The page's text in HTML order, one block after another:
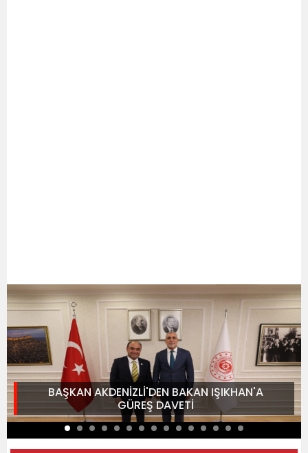
BAŞKAN AKDENİZLİ'DEN BAKAN IŞIKHAN'A
GÜREŞ DAVETİ